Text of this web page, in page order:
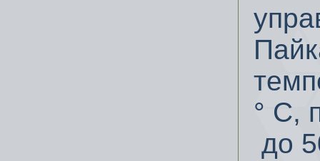
° C,
до